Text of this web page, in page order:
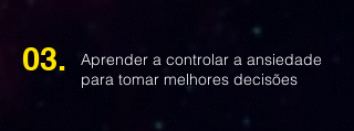
03.
Aprender a controlar a ansiedade
para tomar melhores decisões